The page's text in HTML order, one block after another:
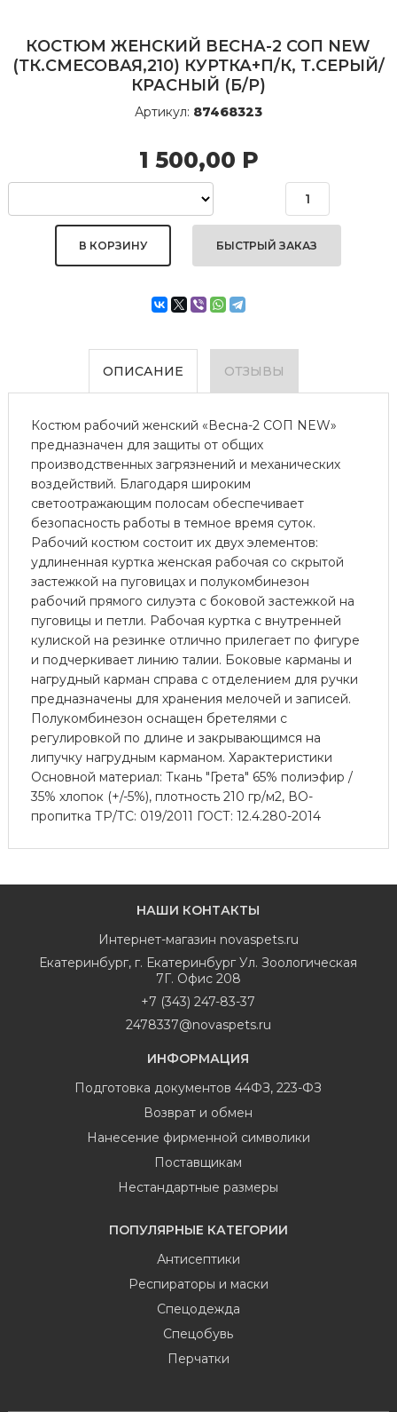
КОСТЮМ ЖЕНСКИЙ ВЕСНА-2 СОП NEW
(ТК.СМЕСОВАЯ,210) КУРТКА+П/К, Т.СЕРЫЙ/
КРАСНЫЙ (Б/Р)
Артикул: 87468323
1 500,00 Р
БЫСТРЫЙ ЗАКАЗ
ОПИСАНИЕ ОТЗЫВЫ
Костюм рабочий женский «Весна-2 СОП NEW»
предназначен для защиты от общих
производственных загрязнений и механических
воздействий. Благодаря широким
светоотражающим полосам обеспечивает
безопасность работы в темное время суток.
Рабочий костюм состоит их двух элементов:
удлиненная куртка женская рабочая со скрытой
застежкой на пуговицах и полукомбинезон
рабочий прямого силуэта с боковой застежкой на
пуговицы и петли. Рабочая куртка с внутренней
кулиской на резинке отлично прилегает по фигуре
и подчеркивает линию талии. Боковые карманы и
нагрудный карман справа с отделением для ручки
предназначены для хранения мелочей и записей.
Полукомбинезон оснащен бретелями с
регулировкой по длине и закрывающимся на
липучку нагрудным карманом. Характеристики
Основной материал: Ткань "Грета" 65% полиэфир /
35% хлопок (+/-5%), плотность 210 гр/м2, ВО-
пропитка ТР/ТС: 019/2011 ГОСТ: 12.4.280-2014
НАШИ КОНТАКТЫ
Интернет-магазин novaspets.ru
Екатеринбург, г. Екатеринбург Ул. Зоологическая
7Г. Офис 208
+7 (343) 247-83-37
2478337@novaspets.ru
ИНФОРМАЦИЯ
Подготовка документов 44ФЗ, 223-ФЗ
Возврат и обмен
Нанесение фирменной символики
Поставщикам
Нестандартные размеры
ПОПУЛЯРНЫЕ КАТЕГОРИИ
Антисептики
Респираторы и маски
Спецодежда
Спецобувь
Перчатки